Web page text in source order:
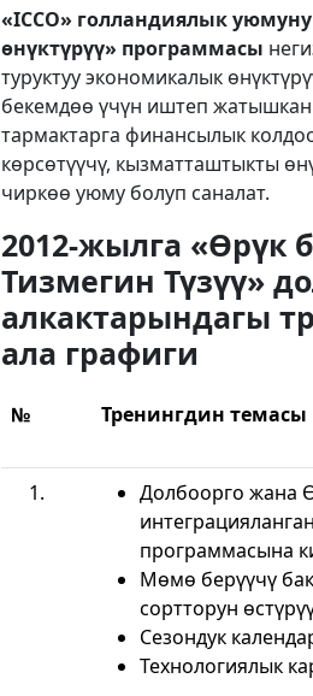
«ICCO» голландиялык
өнүктүрүү» программасы
туруктуу экономикалык
бекемдөө үчүн иштеп
тармактарга финансылык
көрсөтүүчү, кызматташтыкты
чиркөө уюму болуп саналат.
2012-жылга «Өрүк
Тизмегин Түзүү»
алкактарындагы
ала графиги
№ Тренингдин темасы
Долбоорго жана
программасына
Мөмө берүүчү
сортторун
Сезондук
Технологиялык